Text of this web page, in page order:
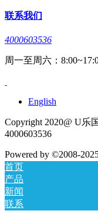
联系我们
4000603536
周一至周六：
English
Copyright 2020@ U乐
4000603536
Powered by ©2008-
首页
产品
新闻
联系